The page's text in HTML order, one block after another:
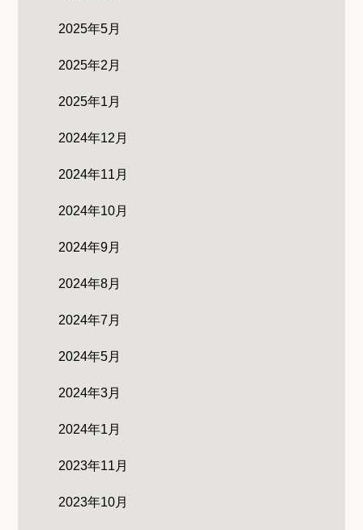
2025年5月
2025年2月
2025年1月
2024年12月
2024年11月
2024年10月
2024年9月
2024年8月
2024年7月
2024年5月
2024年3月
2024年1月
2023年11月
2023年10月